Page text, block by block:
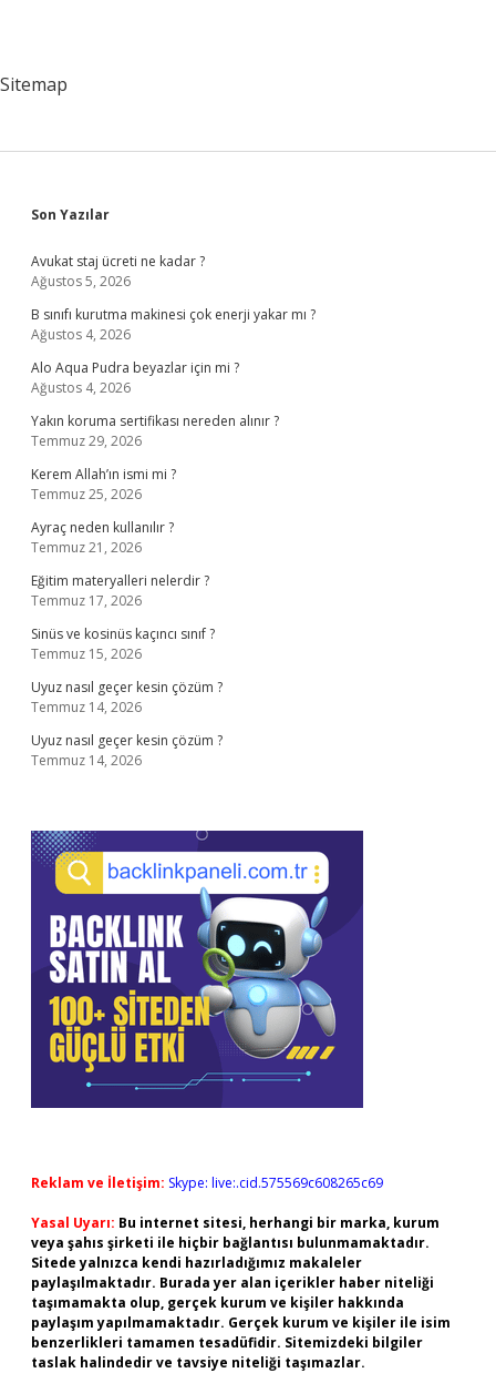
Sitemap
Sidebar
Son Yazılar
Avukat staj ücreti ne kadar ?
Ağustos 5, 2026
B sınıfı kurutma makinesi çok enerji yakar mı ?
Ağustos 4, 2026
Alo Aqua Pudra beyazlar için mi ?
Ağustos 4, 2026
Yakın koruma sertifikası nereden alınır ?
Temmuz 29, 2026
Kerem Allah’ın ismi mi ?
Temmuz 25, 2026
Ayraç neden kullanılır ?
Temmuz 21, 2026
Eğitim materyalleri nelerdir ?
Temmuz 17, 2026
Sinüs ve kosinüs kaçıncı sınıf ?
Temmuz 15, 2026
Uyuz nasıl geçer kesin çözüm ?
Temmuz 14, 2026
Uyuz nasıl geçer kesin çözüm ?
Temmuz 14, 2026
Reklam ve İletişim: Skype: live:.cid.575569c608265c69
Yasal Uyarı: Bu internet sitesi, herhangi bir marka, kurum
veya şahıs şirketi ile hiçbir bağlantısı bulunmamaktadır.
Sitede yalnızca kendi hazırladığımız makaleler
paylaşılmaktadır. Burada yer alan içerikler haber niteliği
taşımamakta olup, gerçek kurum ve kişiler hakkında
paylaşım yapılmamaktadır. Gerçek kurum ve kişiler ile isim
benzerlikleri tamamen tesadüfidir. Sitemizdeki bilgiler
taslak halindedir ve tavsiye niteliği taşımazlar.